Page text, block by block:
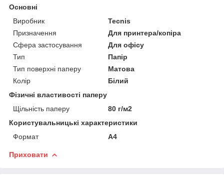
Основні
Виробник
Tecnis
Призначення
Для принтера/копіра
Сфера застосування
Для офісу
Тип
Папір
Тип поверхні паперу
Матова
Колір
Білий
Фізичні властивості паперу
Щільність паперу
80 г/м2
Користувальницькі характеристики
Формат
А4
Приховати